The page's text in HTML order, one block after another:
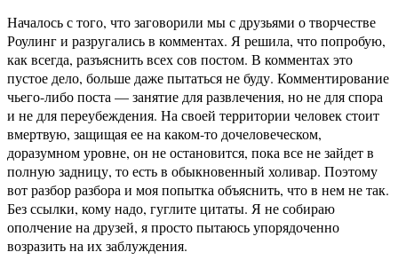
Началось с того, что заговорили мы с друзьями о творчестве
Роулинг и разругались в комментах. Я решила, что попробую,
как всегда, разъяснить всех сов постом. В комментах это
пустое дело, больше даже пытаться не буду. Комментирование
чьего-либо поста — занятие для развлечения, но не для спора
и не для переубеждения. На своей территории человек стоит
вмертвую, защищая ее на каком-то дочеловеческом,
доразумном уровне, он не остановится, пока все не зайдет в
полную задницу, то есть в обыкновенный холивар. Поэтому
вот разбор разбора и моя попытка объяснить, что в нем не так.
Без ссылки, кому надо, гуглите цитаты. Я не собираю
ополчение на друзей, я просто пытаюсь упорядоченно
возразить на их заблуждения.